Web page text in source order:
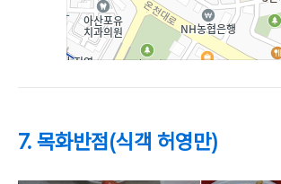
7. 목화반점(식객 허영만)